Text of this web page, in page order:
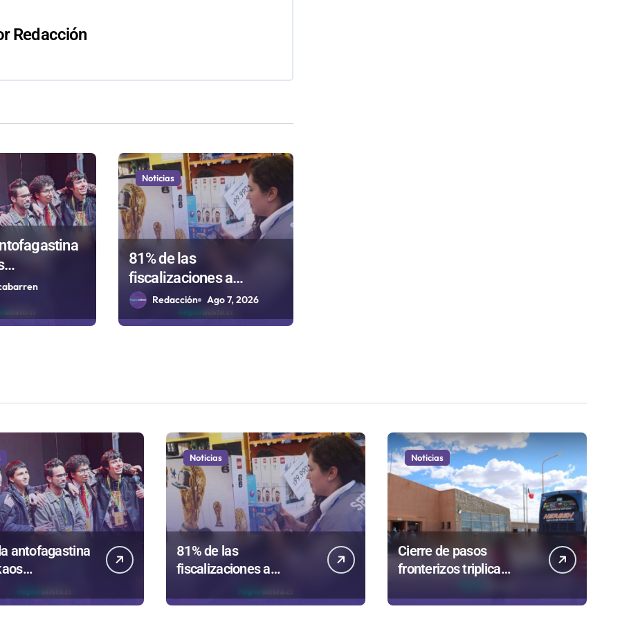
Redacción
a la región
de
Noticias
81% de las
fiscalizaciones a
juguetes en Antofagasta
termina en sumarios
Redacción Ago 7, 2026
antofagastina
a la región
Noticias
81% de las
fiscalizaciones a
Antofagasta termina en
Noticias
Cierre de pasos
fronterizos triplica
importar carnes por